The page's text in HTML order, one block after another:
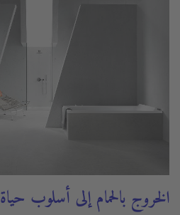
الخروج بالحمام إلى أسلوب حياة